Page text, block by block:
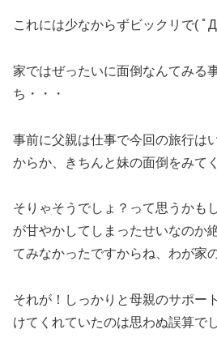
これには少なからずビックリで( ﾟ
家ではぜったいに面倒なんてみる
ち・・・
事前に父親は仕事で今回の旅行は
からか、きちんと妹の面倒をみて
そりゃそうでしょ？って思うかも
が甘やかしてしまったせいなのか
てみなかったですからね、わが家
それが！しっかりと母親のサポー
けてくれていたのは思わぬ誤算でし